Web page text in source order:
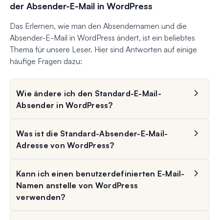
der Absender-E-Mail in WordPress
Das Erlernen, wie man den Absendernamen und die
Absender-E-Mail in WordPress ändert, ist ein beliebtes
Thema für unsere Leser. Hier sind Antworten auf einige
häufige Fragen dazu:
Wie ändere ich den Standard-E-Mail-
Absender in WordPress?
Was ist die Standard-Absender-E-Mail-
Adresse von WordPress?
Kann ich einen benutzerdefinierten E-Mail-
Namen anstelle von WordPress
verwenden?